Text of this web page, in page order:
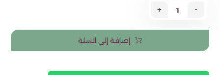
-
+
إضافة إلى السلة